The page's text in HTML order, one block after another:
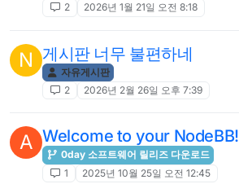
2
2026년 1월 21일 오전 8:18
N 게시판 너무 불편하네
자유게시판
2
2026년 2월 26일 오후 7:39
A Welcome to your NodeBB!
0day 소프트웨어 릴리즈 다운로드
1
2025년 10월 25일 오전 12:45